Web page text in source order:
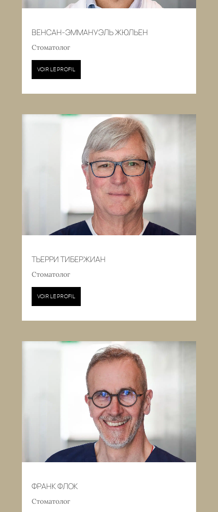
ВЕНСАН-ЭММАНУЭЛЬ ЖЮЛЬЕН
Стоматолог
VOIR LE PROFIL
ТЬЕРРИ ТИБЕРЖИАН
Стоматолог
VOIR LE PROFIL
ФРАНК ФЛОК
Стоматолог